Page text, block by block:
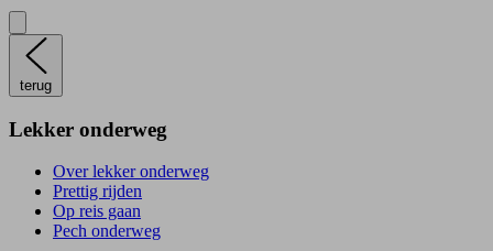
terug
Lekker onderweg
Over lekker onderweg
Prettig rijden
Op reis gaan
Pech onderweg